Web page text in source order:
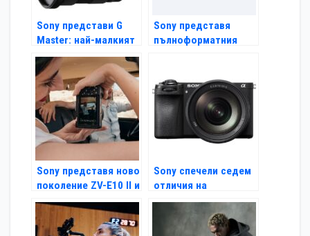
Sony представи G
Master: най-малкият
и лек широкоъгълен
вариообектив в
света
Sony представя
пълноформатния
Sony представя ново
поколение ZV-E10 II и
E PZ 16-50MM F3.5-
5.6 OSS II за
създателите на
Sony спечели седем
отличия на
наградите EISA 2024